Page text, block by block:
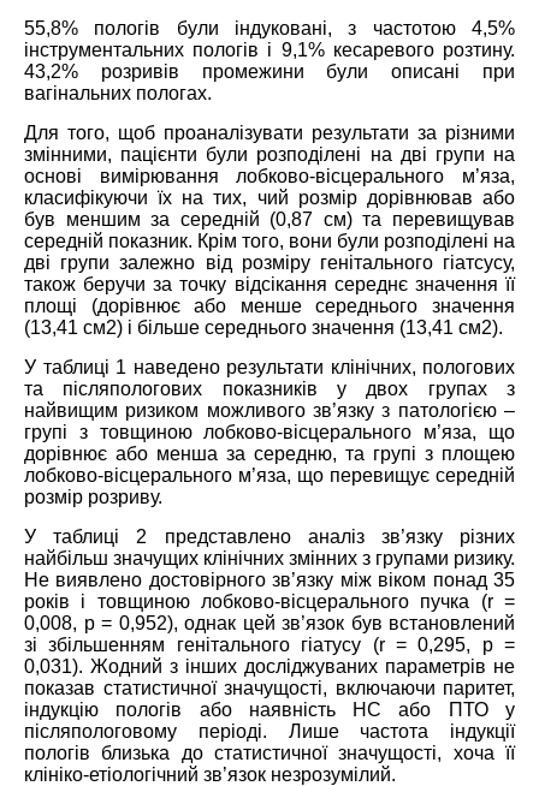
55,8% пологів були індуковані, з частотою 4,5%
інструментальних пологів і 9,1% кесаревого розтину.
43,2% розривів промежини були описані при
вагінальних пологах.
Для того, щоб проаналізувати результати за різними
змінними, пацієнти були розподілені на дві групи на
основі вимірювання лобково-вісцерального м’яза,
класифікуючи їх на тих, чий розмір дорівнював або
був меншим за середній (0,87 см) та перевищував
середній показник. Крім того, вони були розподілені на
дві групи залежно від розміру генітального гіатсусу,
також беручи за точку відсікання середнє значення її
площі (дорівнює або менше середнього значення
(13,41 см2) і більше середнього значення (13,41 см2).
У таблиці 1 наведено результати клінічних, пологових
та післяпологових показників у двох групах з
найвищим ризиком можливого зв’язку з патологією –
групі з товщиною лобково-вісцерального м’яза, що
дорівнює або менша за середню, та групі з площею
лобково-вісцерального м’яза, що перевищує середній
розмір розриву.
У таблиці 2 представлено аналіз зв’язку різних
найбільш значущих клінічних змінних з групами ризику.
Не виявлено достовірного зв’язку між віком понад 35
років і товщиною лобково-вісцерального пучка (r =
0,008, p = 0,952), однак цей зв’язок був встановлений
зі збільшенням генітального гіатусу (r = 0,295, p =
0,031). Жодний з інших досліджуваних параметрів не
показав статистичної значущості, включаючи паритет,
індукцію пологів або наявність НС або ПТО у
післяпологовому періоді. Лише частота індукції
пологів близька до статистичної значущості, хоча її
клініко-етіологічний зв’язок незрозумілий.